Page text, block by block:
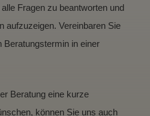
Fragen zu beantworten und
aufzuzeigen. Vereinbaren Sie
Beratungstermin in einer
Beratung eine kurze
können Sie uns auch